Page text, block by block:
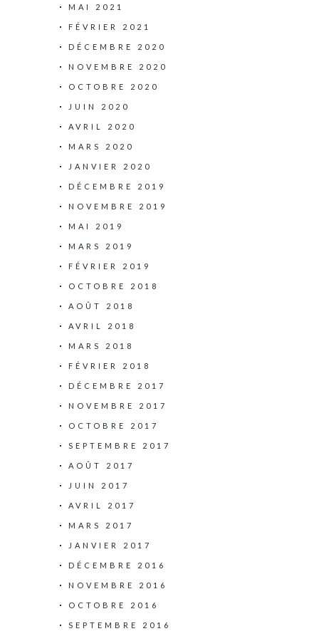
MAI 2021
FÉVRIER 2021
DÉCEMBRE 2020
NOVEMBRE 2020
OCTOBRE 2020
JUIN 2020
AVRIL 2020
MARS 2020
JANVIER 2020
DÉCEMBRE 2019
NOVEMBRE 2019
MAI 2019
MARS 2019
FÉVRIER 2019
OCTOBRE 2018
AOÛT 2018
AVRIL 2018
MARS 2018
FÉVRIER 2018
DÉCEMBRE 2017
NOVEMBRE 2017
OCTOBRE 2017
SEPTEMBRE 2017
AOÛT 2017
JUIN 2017
AVRIL 2017
MARS 2017
JANVIER 2017
DÉCEMBRE 2016
NOVEMBRE 2016
OCTOBRE 2016
SEPTEMBRE 2016